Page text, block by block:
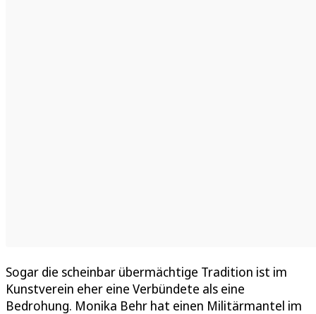
Sogar die scheinbar übermächtige Tradition ist im
Kunstverein eher eine Verbündete als eine
Bedrohung. Monika Behr hat einen Militärmantel im